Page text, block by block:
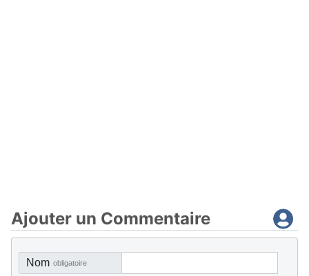
Ajouter un Commentaire
Nom obligatoire